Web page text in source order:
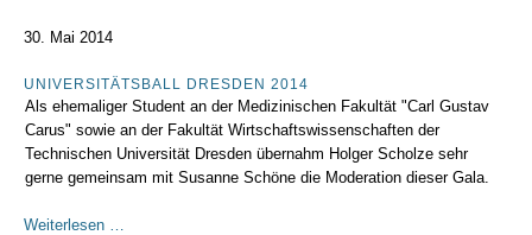
30. Mai 2014
UNIVERSITÄTSBALL DRESDEN 2014
Als ehemaliger Student an der Medizinischen Fakultät "Carl Gustav
Carus" sowie an der Fakultät Wirtschaftswissenschaften der
Technischen Universität Dresden übernahm Holger Scholze sehr
gerne gemeinsam mit Susanne Schöne die Moderation dieser Gala.
Weiterlesen …